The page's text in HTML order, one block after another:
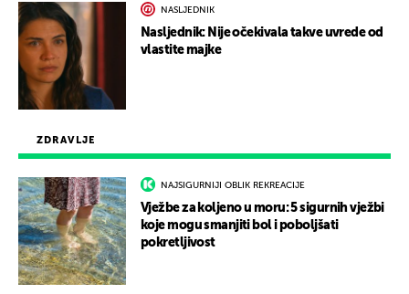
ZDRAVLJE
NAJSIGURNIJI OBLIK REKREACIJE
Vježbe za koljeno u moru: 5 sigurnih vježbi
koje mogu smanjiti bol i poboljšati
pokretljivost
NASLJEDNIK
Nasljednik: Nije očekivala takve uvrede od
vlastite majke